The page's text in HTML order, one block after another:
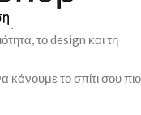
το design και τη
κάνουμε το σπίτι σου πιο